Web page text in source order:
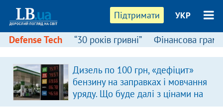
Підтримати УКР
Defense Tech “30 років гривні” Фінансова
Дизель по 100 грн, «дефіцит»
бензину на заправках і мовчання
уряду. Що буде далі з цінами на
пальне?